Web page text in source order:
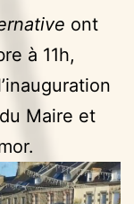
ont
à 11h,
Maire et